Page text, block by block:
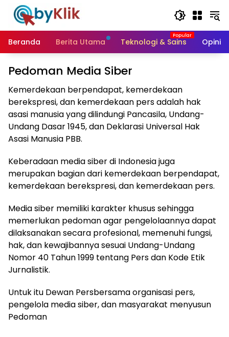
Langsung
konten
Beranda
Berita Utama Teknologi & Sains Opini
Pedoman Media Siber
Kemerdekaan berpendapat, kemerdekaan
berekspresi, dan kemerdekaan pers adalah hak
asasi manusia yang dilindungi Pancasila, Undang-
Undang Dasar 1945, dan Deklarasi Universal Hak
Asasi Manusia PBB.
Keberadaan media siber di Indonesia juga
merupakan bagian dari kemerdekaan berpendapat,
kemerdekaan berekspresi, dan kemerdekaan pers.
Media siber memiliki karakter khusus sehingga
memerlukan pedoman agar pengelolaannya dapat
dilaksanakan secara profesional, memenuhi fungsi,
hak, dan kewajibannya sesuai Undang-Undang
Nomor 40 Tahun 1999 tentang Pers dan Kode Etik
Jurnalistik.
Untuk itu Dewan Persbersama organisasi pers,
pengelola media siber, dan masyarakat menyusun
Pedoman